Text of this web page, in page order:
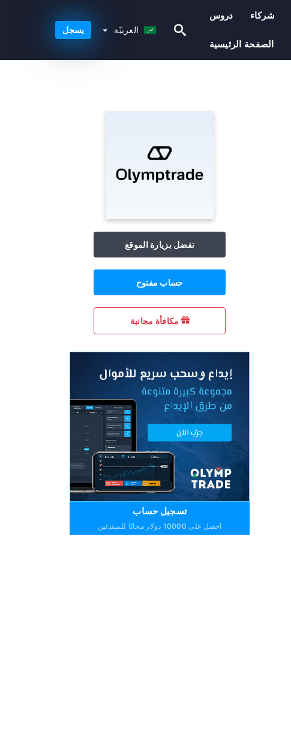
دروس شركاء
الصفحة الرئيسية
العربيّة يسجل
تفضل بزيارة الموقع
حساب مفتوح
مكافأة مجانية
تسجيل حساب
احصل على 10000 دولار مجانًا للمبتدئين